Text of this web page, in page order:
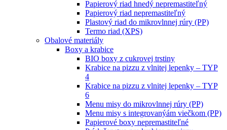
Papierový riad hnedý nepremastiteľný
Papierový riad nepremastiteľný
Plastový riad do mikrovlnnej rúry (PP)
Termo riad (XPS)
Obalové materiály
Boxy a krabice
BIO boxy z cukrovej trstiny
Krabice na pizzu z vlnitej lepenky – TYP
4
Krabice na pizzu z vlnitej lepenky – TYP
6
Menu misy do mikrovlnnej rúry (PP)
Menu misy s integrovanýám viečkom (PP)
Papierové boxy nepremastiteľné